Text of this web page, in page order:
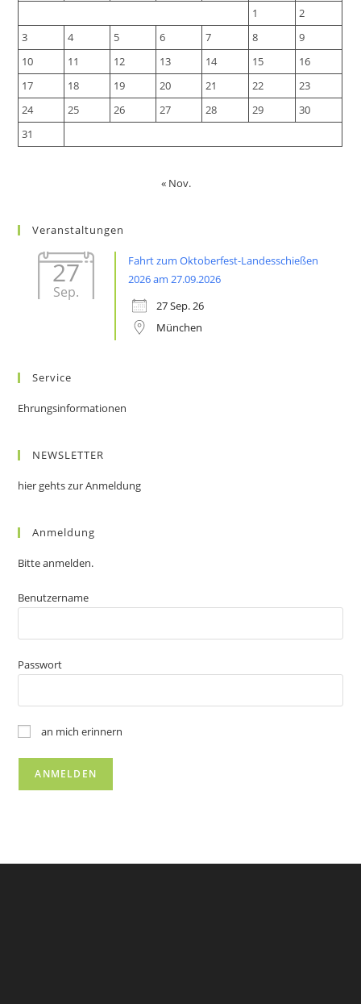
1
2
3
4 5 6 7 8
9
10
11 12 13 14 15
16
17
18 19 20 21 22
23
24
25 26 27 28 29
30
31
« Nov.
Veranstaltungen
27
Sep.
Fahrt zum Oktoberfest-Landesschießen
2026 am 27.09.2026
27 Sep. 26
München
Service
Ehrungsinformationen
NEWSLETTER
hier gehts zur Anmeldung
Anmeldung
Bitte anmelden.
Benutzername
Passwort
an mich erinnern